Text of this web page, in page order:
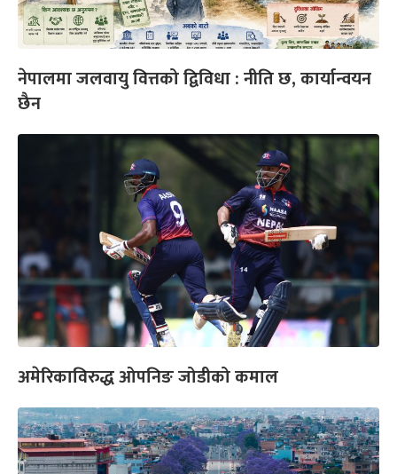
नेपालमा जलवायु वित्तको द्विविधा : नीति छ, कार्यान्वयन
छैन
अमेरिकाविरुद्ध ओपनिङ जोडीको कमाल